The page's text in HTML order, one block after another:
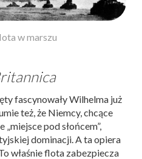
w marszu
fascynowały Wilhelma już
też, że Niemcy, chcące
pod słońcem”,
dominacji. A ta opiera
właśnie flota zabezpiecza